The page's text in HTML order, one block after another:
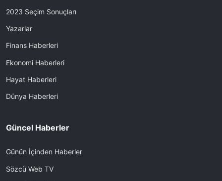
2023 Seçim Sonuçları
Yazarlar
Finans Haberleri
Ekonomi Haberleri
Hayat Haberleri
Dünya Haberleri
Güncel Haberler
Günün İçinden Haberler
Sözcü Web TV